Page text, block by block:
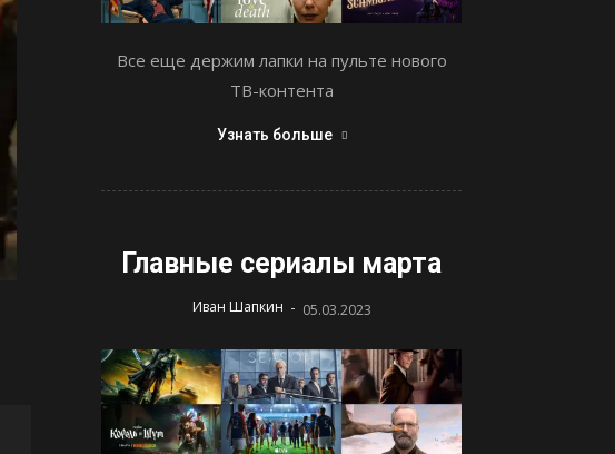
Все еще держим лапки на пульте нового
ТВ-контента
Узнать больше
Главные сериалы марта
Иван Шапкин - 05.03.2023